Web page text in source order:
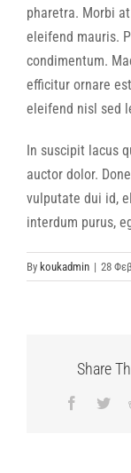
pharetra. Morbi
eleifend mauris.
condimentum.
efficitur ornare
eleifend nisl sed
In suscipit lacus
auctor dolor.
vulputate dui id,
interdum purus,
By koukadmin | 28
Share